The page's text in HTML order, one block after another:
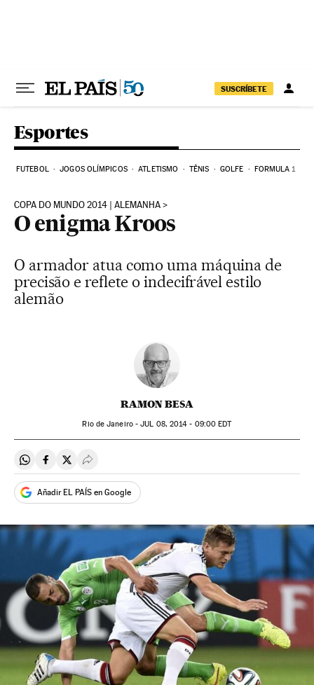
SUSCRÍBETE
Esportes
FUTEBOL JOGOS OLÍMPICOS ATLETISMO TÊNIS GOLFE FORMULA 1
COPA DO MUNDO 2014 | ALEMANHA
O enigma Kroos
O armador atua como uma máquina de
precisão e reflete o indecifrável estilo
alemão
RAMON BESA
Rio de Janeiro -JUL 08, 2014 - 09:00 EDT
Compartir en Whatsapp
Compartir en Facebook
Compartir en Twitter
Desplegar Redes Sociales
Añadir EL PAÍS en Google